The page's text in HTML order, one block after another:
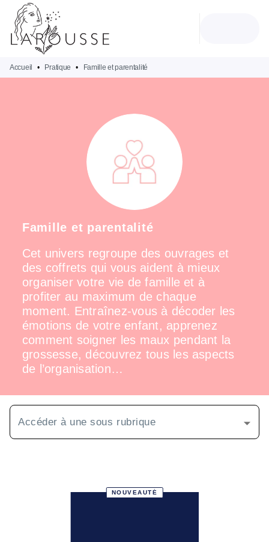
MENU
PIED DE PAGE
Accueil • Pratique • Famille et parentalité
Famille et parentalité
Cet univers regroupe des ouvrages et
des coffrets qui vous aident à mieux
organiser votre vie de famille et à
profiter au maximum de chaque
moment. Entraînez-vous à décoder les
émotions de votre enfant, apprenez
comment soigner les maux pendant la
grossesse, découvrez tous les aspects
de l’organisation…
Accéder à une sous rubrique
NOUVEAUTÉ